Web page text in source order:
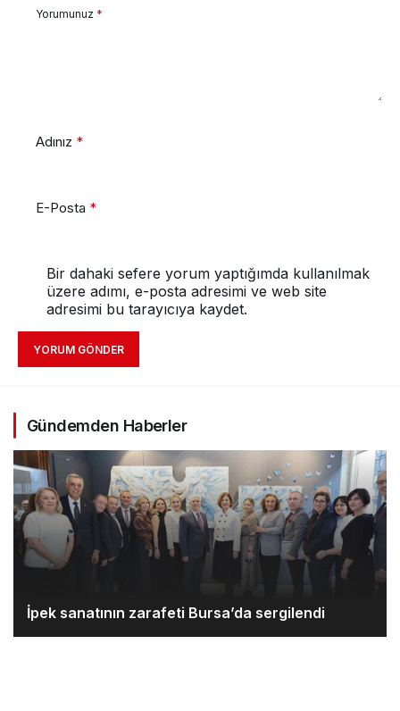
Yorumunuz *
Adınız *
E-Posta *
Bir dahaki sefere yorum yaptığımda kullanılmak
üzere adımı, e-posta adresimi ve web site
adresimi bu tarayıcıya kaydet.
YORUM GÖNDER
Gündemden Haberler
İpek sanatının zarafeti Bursa’da sergilendi